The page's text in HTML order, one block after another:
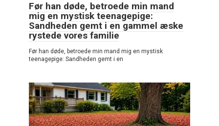
Før han døde, betroede min mand
mig en mystisk teenagepige:
Sandheden gemt i en gammel æske
rystede vores familie
Før han døde, betroede min mand mig en mystisk
teenagepige: Sandheden gemt i en